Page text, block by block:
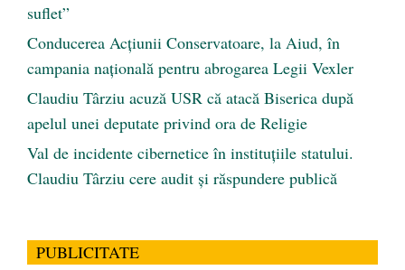
suflet”
Conducerea Acțiunii Conservatoare, la Aiud, în
campania națională pentru abrogarea Legii Vexler
Claudiu Târziu acuză USR că atacă Biserica după
apelul unei deputate privind ora de Religie
Val de incidente cibernetice în instituțiile statului.
Claudiu Târziu cere audit și răspundere publică
PUBLICITATE